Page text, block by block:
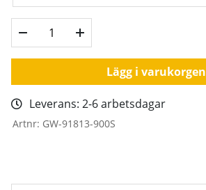
Lägg i varukorgen
Leverans: 2-6 arbetsdagar
Artnr: GW-91813-900S